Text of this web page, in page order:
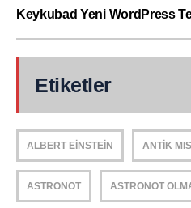
Keykubad Yeni WordPress
Etiketler
ALBERT EINSTEIN ANTIK
ASTRONOT ASTRONOT